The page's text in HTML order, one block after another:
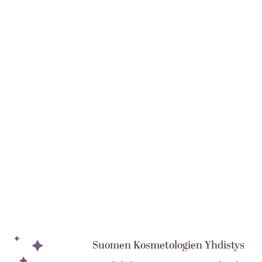
Suomen Kosmetologien Yhdistys